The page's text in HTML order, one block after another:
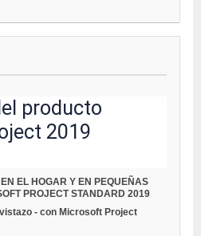
producto
2019
EL HOGAR Y EN PEQUEÑAS
PROJECT STANDARD 2019
- con Microsoft Project